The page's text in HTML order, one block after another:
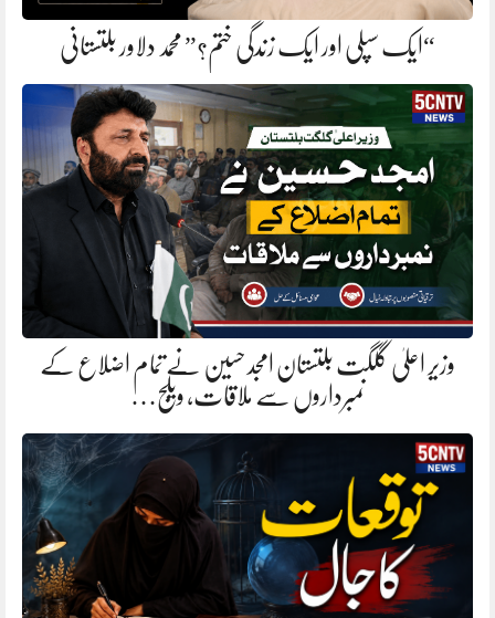
“ایک سپلی اور ایک زندگی ختم؟” محمد دلاور بلتستانی
وزیر اعلیٰ گلگت بلتستان امجد حسین نے تمام اضلاع کے
نمبرداروں سے ملاقات، ویلج…